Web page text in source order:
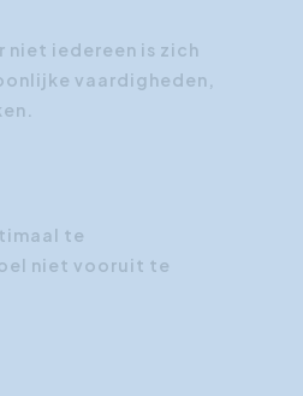
iedereen is zich
vaardigheden,
te
niet vooruit te